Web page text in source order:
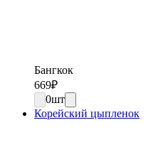
Бангкок
669₽
0шт
Корейский цыпленок